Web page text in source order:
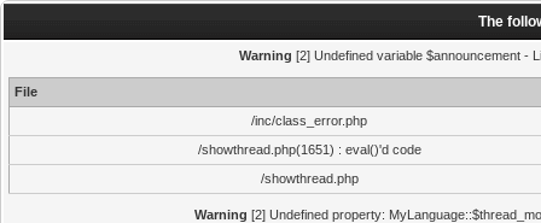
The
Warning [2] Undefined variable $announcement -
File
/inc/class_error.php
/showthread.php(1651) : eval()'d code
/showthread.php
Warning [2] Undefined property: